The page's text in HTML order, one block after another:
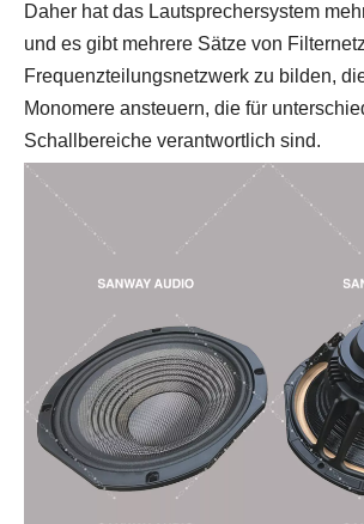
Daher hat das Lautsprechersystem
und es gibt mehrere Sätze von
Frequenzteilungsnetzwerk zu bilden,
Monomere ansteuern, die für
Schallbereiche verantwortlich sind.